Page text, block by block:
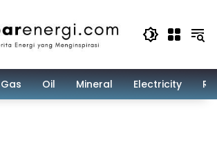
Gas Oil Mineral Electricity